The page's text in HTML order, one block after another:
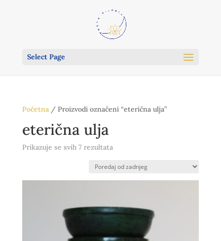
Select Page
Početna/ Proizvodi označeni “eterična ulja”
eterična ulja
Prikazuje se svih 7 rezultataPoredano
najnovijem